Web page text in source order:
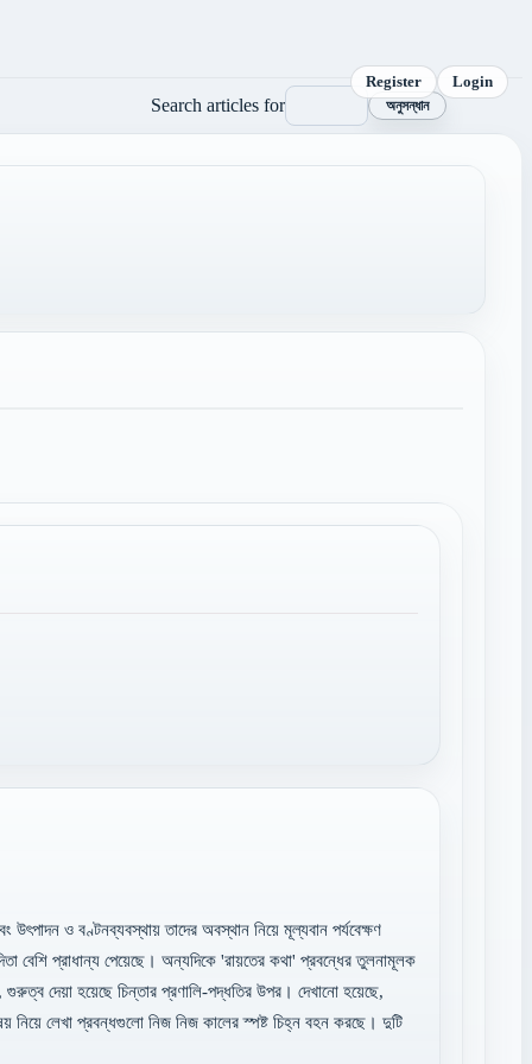
Register Login
Search articles for অনুসন্ধান
ও বণ্টনব্যবস্থায় তাদের অবস্থান নিয়ে মূল্যবান পর্যবেক্ষণ
বেশি প্রাধান্য পেয়েছে। অন্যদিকে 'রায়তের কথা' প্রবন্ধের তুলনামূলক
দেয়া হয়েছে চিন্তার প্রণালি-পদ্ধতির উপর। দেখানো হয়েছে,
নিয়ে লেখা প্রবন্ধগুলো নিজ নিজ কালের স্পষ্ট চিহ্ন বহন করছে। দুটি